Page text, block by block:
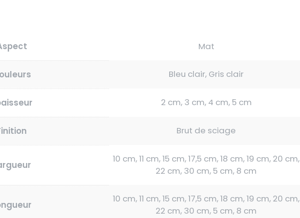
Mat
Bleu clair, Gris clair
2 cm, 3 cm, 4 cm, 5 cm
Brut de sciage
10 cm, 11 cm, 15 cm, 17,5 cm, 18 cm, 19 cm, 20 cm,
22 cm, 30 cm, 5 cm, 8 cm
10 cm, 11 cm, 15 cm, 17,5 cm, 18 cm, 19 cm, 20 cm,
22 cm, 30 cm, 5 cm, 8 cm